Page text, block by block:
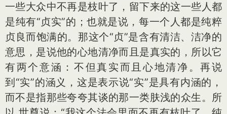
一些大众中不再是枝叶了，留下来的这一些人都
是纯有“贞实”的；也就是说，每一个人都是纯粹
贞良而饱满的。那这个“贞”是含有清洁、洁净的
意思，是说他的心地清净而且是真实的，所以它
有两个意涵：不但真实而且心地清净。再说
到“实”的涵义，这是表示说“实”是具有内涵的，
而不是指那些夸夸其谈的那一类肤浅的众生。所